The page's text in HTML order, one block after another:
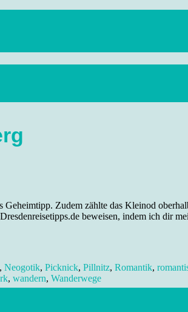
Elbflorenz..
Zudem zählte das Kleinod
beweisen, indem ich dir
, Neogotik, Picknick, Pillnitz, Romantik,
, wandern, Wanderwege